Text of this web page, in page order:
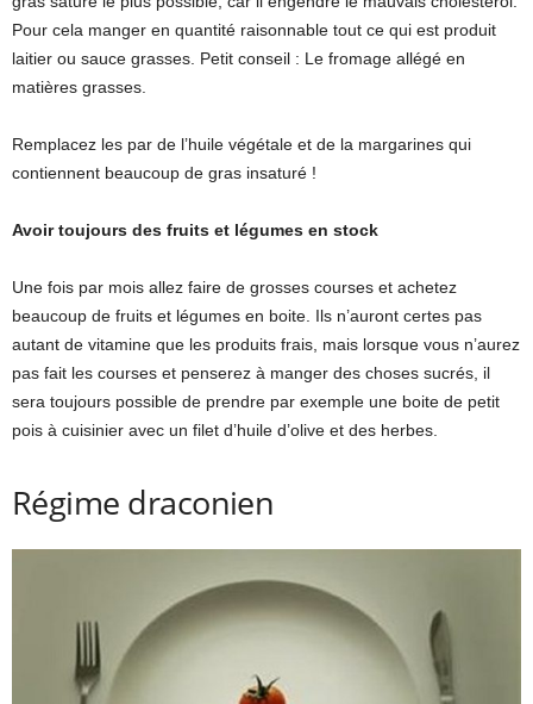
Pour cela manger en quantité raisonnable tout ce qui est produit
laitier ou sauce grasses. Petit conseil : Le fromage allégé en
matières grasses.
Remplacez les par de l’huile végétale et de la margarines qui
contiennent beaucoup de gras insaturé !
Avoir toujours des fruits et légumes en stock
Une fois par mois allez faire de grosses courses et achetez
beaucoup de fruits et légumes en boite. Ils n’auront certes pas
autant de vitamine que les produits frais, mais lorsque vous n’aurez
pas fait les courses et penserez à manger des choses sucrés, il
sera toujours possible de prendre par exemple une boite de petit
pois à cuisinier avec un filet d’huile d’olive et des herbes.
Régime draconien